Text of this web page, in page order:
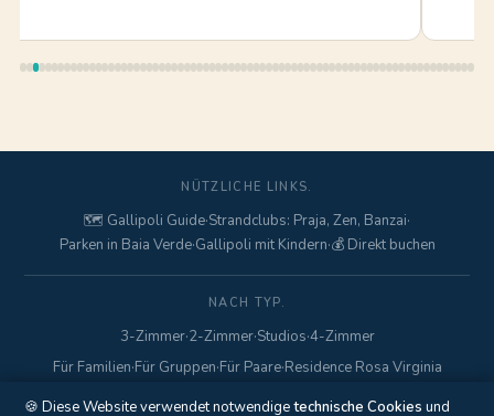
NÜTZLICHE LINKS.
🗺️ Gallipoli Guide·Strandclubs: Praja, Zen, Banzai·
Parken in Baia Verde·Gallipoli mit Kindern·💰 Direkt buchen
NACH TYP.
3-Zimmer·2-Zimmer·Studios·4-Zimmer
Für Familien·Für Gruppen·Für Paare·Residence Rosa Virginia
🍪 Diese Website verwendet notwendigetechnische Cookies und